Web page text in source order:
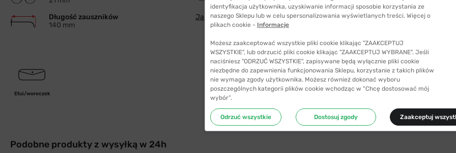
Długość zauszników
140 mm
Jak wybrać odpowiedni rozmiar
Etui/woreczek
Podobne produkty z wysyłką w 24h
identyfikacja użytkownika, uzyskiwanie informacji sposobie korzystania ze
naszego Sklepu lub w celu spersonalizowania wyświetlanych treści. Więcej o
plikach cookie - Informacje
Możesz zaakceptować wszystkie pliki cookie klikając "ZAAKCEPTUJ
WSZYSTKIE", lub odrzucić pliki cookie klikając "ZAAKCEPTUJ WYBRANE". Jeśli
naciśniesz "ODRZUĆ WSZYSTKIE", zapisywane będą wyłącznie pliki cookie
niezbędne do zapewnienia funkcjonowania Sklepu, korzystanie z takich plików
nie wymaga zgody użytkownika. Możesz również dokonać wyboru
poszczególnych kategorii plików cookie wchodząc w “Chcę dostosować mój
wybór”.
Odrzuć wszystkie Dostosuj zgody Zaakceptuj